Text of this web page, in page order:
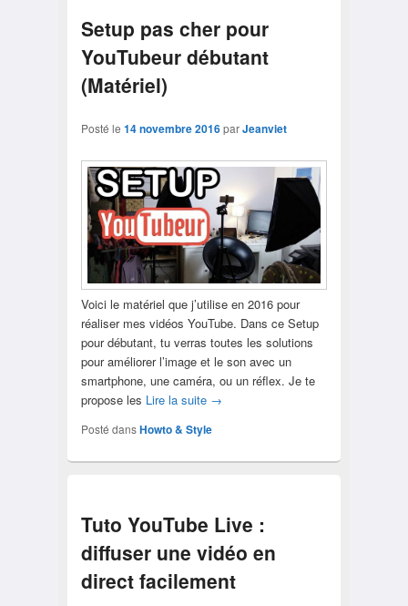
Setup pas cher pour
YouTubeur débutant
(Matériel)
Posté le 14 novembre 2016parJeanviet
Voici le matériel que j’utilise en 2016 pour
réaliser mes vidéos YouTube. Dans ce Setup
pour débutant, tu verras toutes les solutions
pour améliorer l’image et le son avec un
smartphone, une caméra, ou un réflex. Je te
propose les Lire la suite →
Posté dansHowto & Style
Tuto YouTube Live :
diffuser une vidéo en
direct facilement